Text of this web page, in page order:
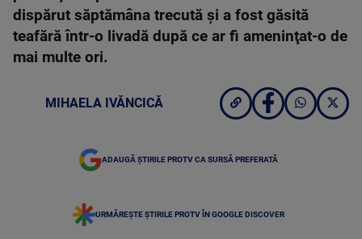
dispărut săptămâna trecută şi a fost găsită
teafără într-o livadă după ce ar fi ameninţat-o de
mai multe ori.
MIHAELA IVĂNCICĂ
ADAUGĂ ȘTIRILE PROTV CA SURSĂ PREFERATĂ
URMĂREȘTE ȘTIRILE PROTV ÎN GOOGLE DISCOVER